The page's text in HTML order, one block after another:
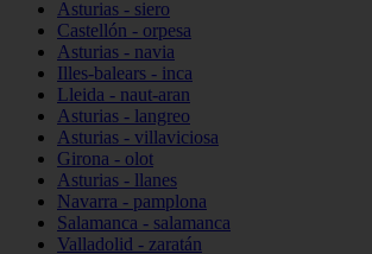
Asturias - siero
Castellón - orpesa
Asturias - navia
Illes-balears - inca
Lleida - naut-aran
Asturias - langreo
Asturias - villaviciosa
Girona - olot
Asturias - llanes
Navarra - pamplona
Salamanca - salamanca
Valladolid - zaratán